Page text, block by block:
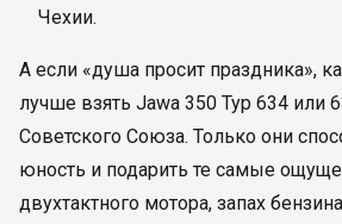
Чехии.
А если «душа просит праздника»,
лучше взять Jawa 350 Typ 634 или
Советского Союза. Только они
юность и подарить те самые
двухтактного мотора, запах